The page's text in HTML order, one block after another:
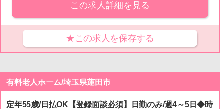
この求人詳細を見る
★この求人を保存する
有料老人ホーム/埼玉県蓮田市
定年55歳/日払OK【登録面談必須】日勤のみ/週4～5日◆時